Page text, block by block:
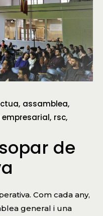
assamblea
rsc
de
Com cada any,
general i una